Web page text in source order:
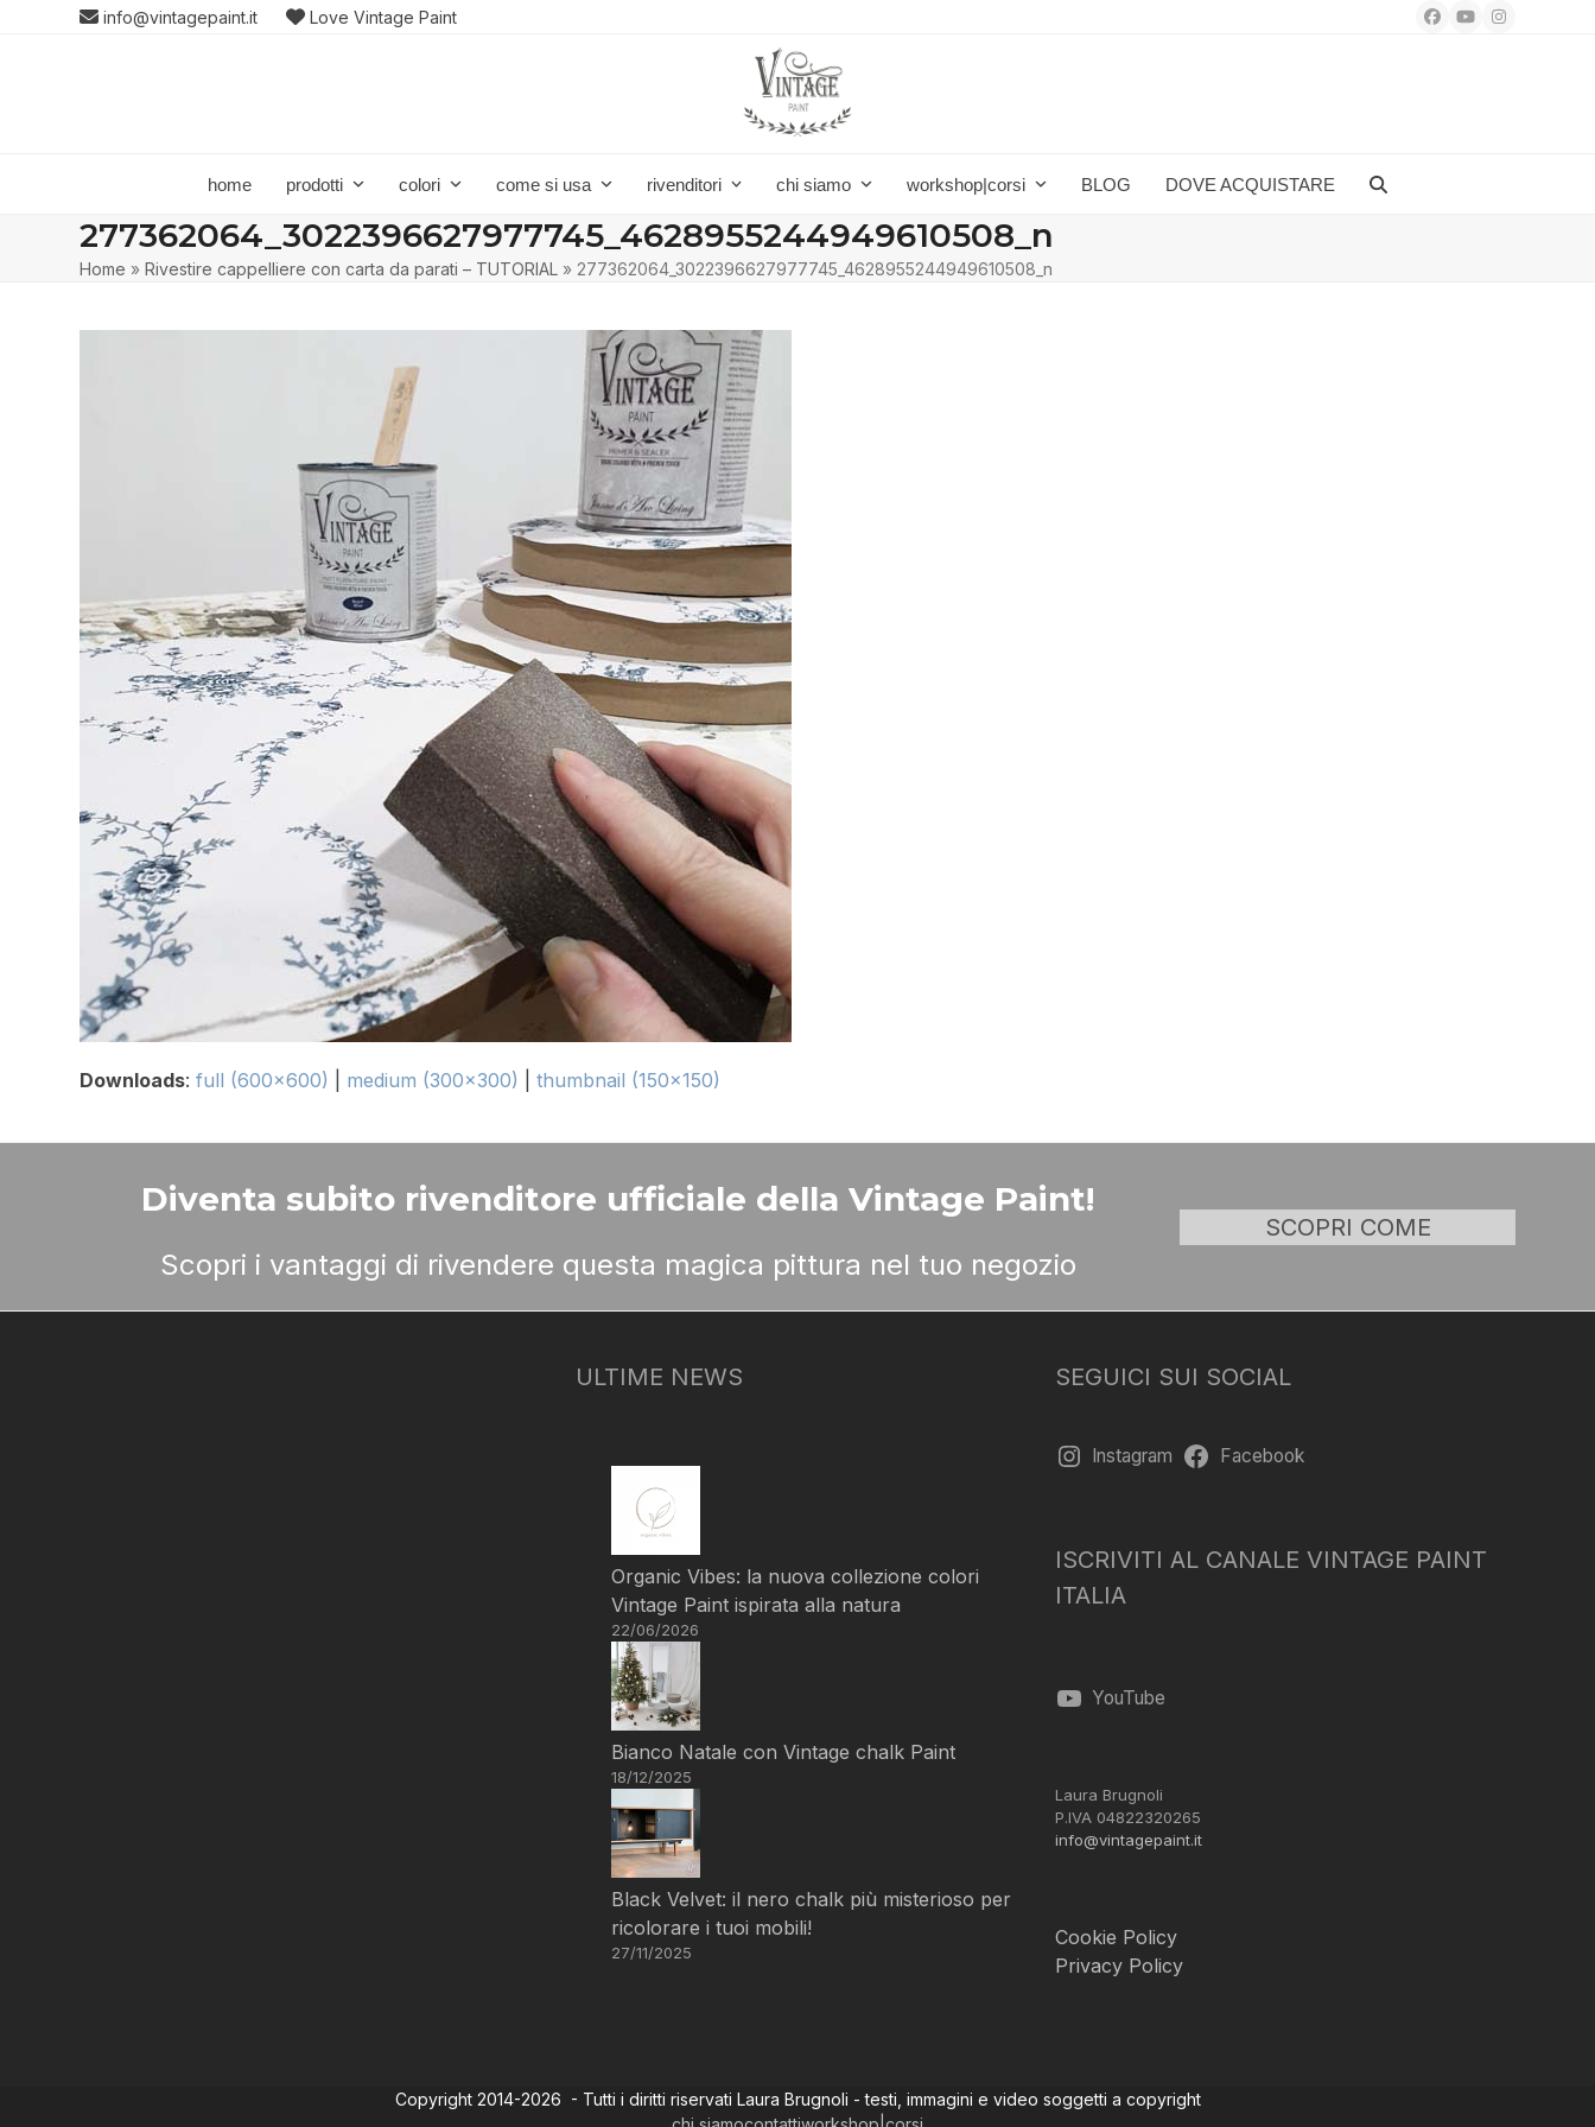
info@vintagepaint.it Love Vintage Paint Facebook
YouTubeInstagram
home prodotti colori come si usa rivenditori chi siamo workshop|corsi BLOG DOVE ACQUISTARE
277362064_3022396627977745_4628955244949610508_n
Home »Rivestire cappelliere con carta da parati – TUTORIAL » 277362064_3022396627977745_4628955244949610508_n
Downloads:full (600x600) medium (300x300) |thumbnail (150x150)
Diventa subito rivenditore ufficiale della Vintage Paint!
Scopri i vantaggi di rivendere questa magica pittura nel tuo negozio
SCOPRI COME
ULTIME NEWS
Organic Vibes: la nuova collezione colori
Vintage Paint ispirata alla natura
22/06/2026
Bianco Natale con Vintage chalk Paint
18/12/2025
Black Velvet: il nero chalk più misterioso per
ricolorare i tuoi mobili!
27/11/2025
SEGUICI SUI SOCIAL
Instagram Facebook
ISCRIVITI AL CANALE VINTAGE PAINT
ITALIA
YouTube
Laura Brugnoli
P.IVA 04822320265
info@vintagepaint.it
Cookie Policy
Privacy Policy
Copyright 2014-2026 - Tutti i diritti riservati Laura Brugnoli - testi, immagini e video soggetti a copyright